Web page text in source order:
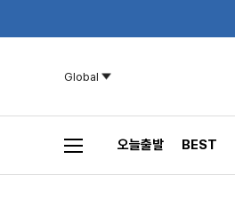
Global
오늘출발 BEST